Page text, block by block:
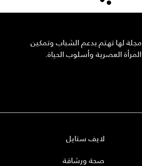
مجلة لها تهتم بدعم الشباب وتمكين
المرأة العصرية وأسلوب الحياة.
لايف ستايل
صحة ورشاقة